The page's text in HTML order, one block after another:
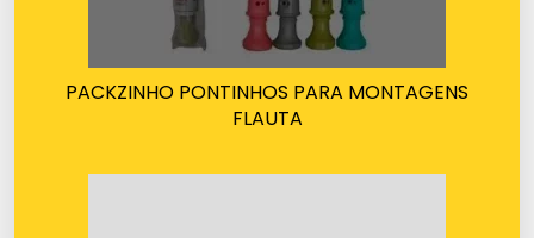
PACKZINHO PONTINHOS PARA MONTAGENS
FLAUTA